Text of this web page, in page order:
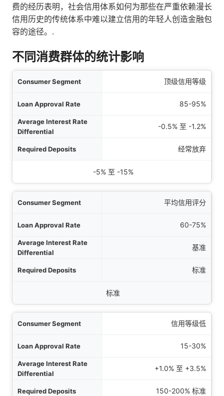
费的经历表明，社会信用体系如何为那些在严重依赖漫长
信用历史的传统体系中难以建立信用的年轻人创造金融包
容的途径。.
不同消费群体的统计影响
顶级信用等级
85-95%
-0.5% 至 -1.2%
经常放弃
-5% 至 -15%
平均信用评分
60-75%
基准
标准
标准
信用等级低
15-30%
+1.0% 至 +3.5%
150-200% 标准